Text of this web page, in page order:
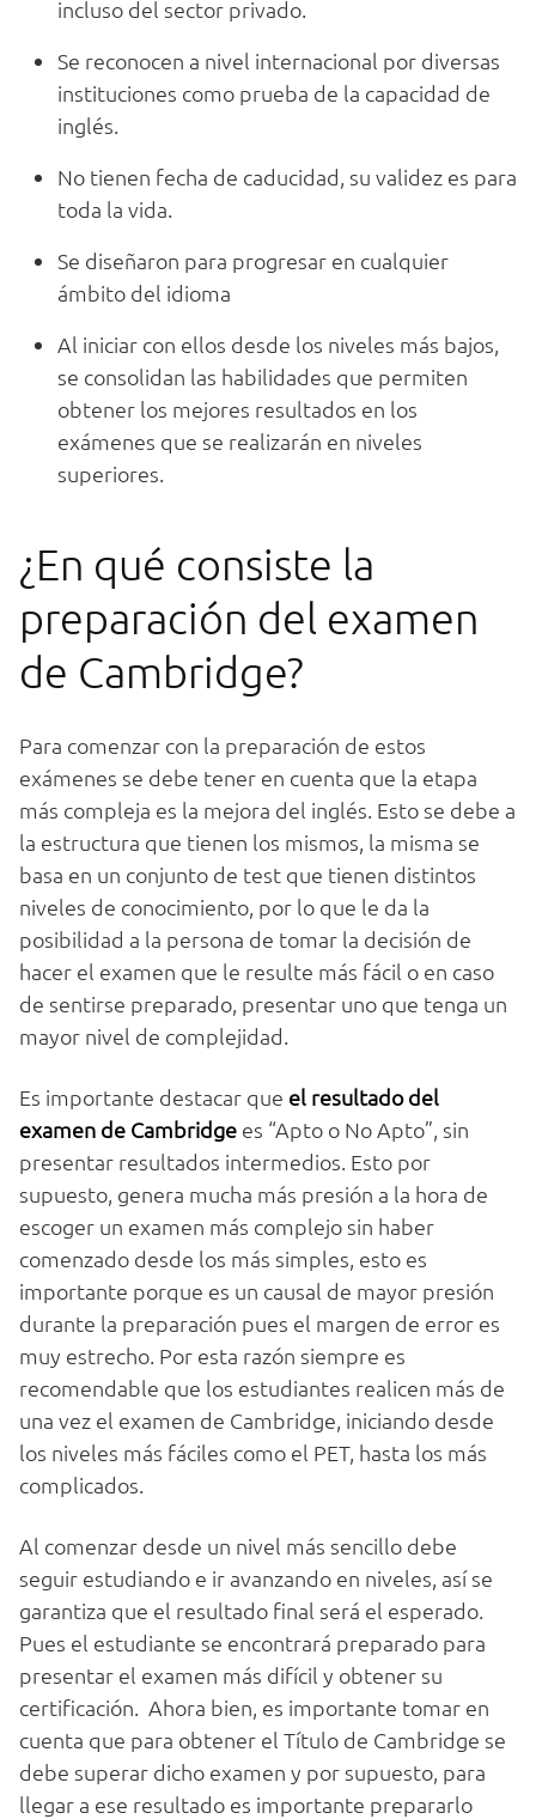
incluso del sector privado.
Se reconocen a nivel internacional por diversas
instituciones como prueba de la capacidad de
inglés.
No tienen fecha de caducidad, su validez es para
toda la vida.
Se diseñaron para progresar en cualquier
ámbito del idioma
Al iniciar con ellos desde los niveles más bajos,
se consolidan las habilidades que permiten
obtener los mejores resultados en los
exámenes que se realizarán en niveles
superiores.
¿En qué consiste la
preparación del examen
de Cambridge?
Para comenzar con la preparación de estos
exámenes se debe tener en cuenta que la etapa
más compleja es la mejora del inglés. Esto se debe a
la estructura que tienen los mismos, la misma se
basa en un conjunto de test que tienen distintos
niveles de conocimiento, por lo que le da la
posibilidad a la persona de tomar la decisión de
hacer el examen que le resulte más fácil o en caso
de sentirse preparado, presentar uno que tenga un
mayor nivel de complejidad.
Es importante destacar que el resultado del
examen de Cambridge es “Apto o No Apto”, sin
presentar resultados intermedios. Esto por
supuesto, genera mucha más presión a la hora de
escoger un examen más complejo sin haber
comenzado desde los más simples, esto es
importante porque es un causal de mayor presión
durante la preparación pues el margen de error es
muy estrecho. Por esta razón siempre es
recomendable que los estudiantes realicen más de
una vez el examen de Cambridge, iniciando desde
los niveles más fáciles como el PET, hasta los más
complicados.
Al comenzar desde un nivel más sencillo debe
seguir estudiando e ir avanzando en niveles, así se
garantiza que el resultado final será el esperado.
Pues el estudiante se encontrará preparado para
presentar el examen más difícil y obtener su
certificación. Ahora bien, es importante tomar en
cuenta que para obtener el Título de Cambridge se
debe superar dicho examen y por supuesto, para
llegar a ese resultado es importante prepararlo